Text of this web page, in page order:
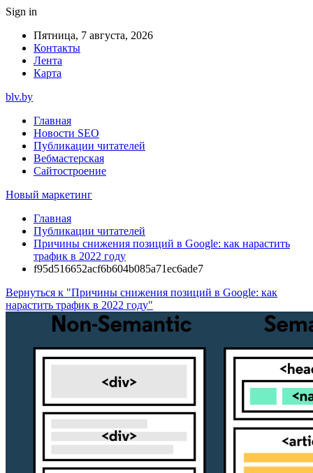
Sign in
Пятница, 7 августа, 2026
Контакты
Лента
Карта
blv.by
Главная
Новости SEO
Публикации читателей
Вебмастерская
Сайтостроение
Новый маркетинг
Главная
Публикации читателей
Причины снижения позиций в Google: как нарастить
трафик в 2022 году
f95d516652acf6b604b085a71ec6ade7
Вернуться к "Причины снижения позиций в Google: как
нарастить трафик в 2022 году"